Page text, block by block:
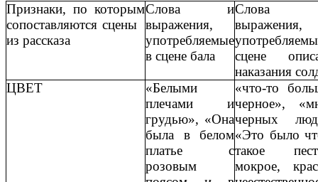
Признаки, по которым
сопоставляются сцены
из рассказа
Слова и
выражения,
употребляемые
в сцене бала
выражения,
сцене
наказания
ЦВЕТ
«Белыми
плечами и
грудью», «Она
была в белом
платье с
розовым
«что-то
черное»,
черных
«Это было
такое
мокрое,